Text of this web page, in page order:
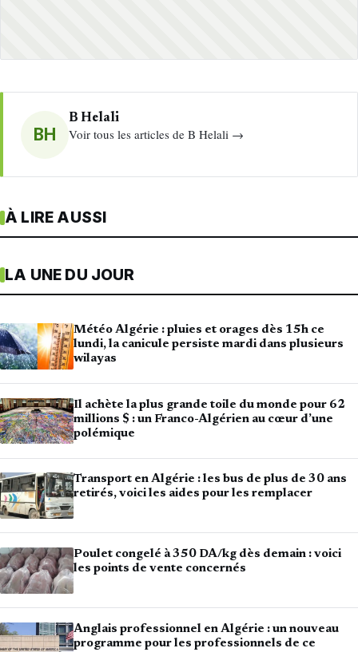
BH
B Helali
Voir tous les articles de B Helali →
À LIRE AUSSI
LA UNE DU JOUR
Météo Algérie : pluies et orages dès 15h ce
lundi, la canicule persiste mardi dans plusieurs
wilayas
Il achète la plus grande toile du monde pour 62
millions $ : un Franco-Algérien au cœur d’une
polémique
Transport en Algérie : les bus de plus de 30 ans
retirés, voici les aides pour les remplacer
Poulet congelé à 350 DA/kg dès demain : voici
les points de vente concernés
Anglais professionnel en Algérie : un nouveau
programme pour les professionnels de ce